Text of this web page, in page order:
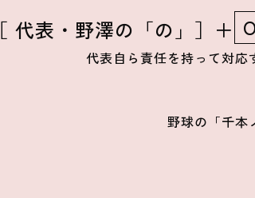
［ 代表・野澤の「の」］＋
代表自ら責任を持って対応
野球の「千本